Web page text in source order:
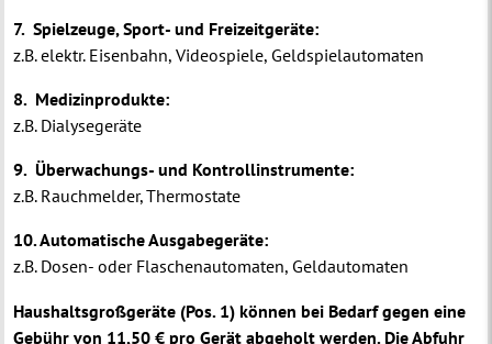
7. Spielzeuge, Sport- und Freizeitgeräte:
z.B. elektr. Eisenbahn, Videospiele, Geldspielautomaten
8. Medizinprodukte:
z.B. Dialysegeräte
9. Überwachungs- und Kontrollinstrumente:
z.B. Rauchmelder, Thermostate
10. Automatische Ausgabegeräte:
z.B. Dosen- oder Flaschenautomaten, Geldautomaten
Haushaltsgroßgeräte (Pos. 1) können bei Bedarf gegen eine
Gebühr von 11,50 € pro Gerät abgeholt werden. Die Abfuhr